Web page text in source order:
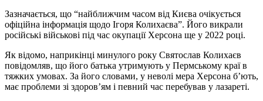
Зазначається, що “найближчим часом від Києва очікується
офіційна інформація щодо Ігоря Колихаєва”. Його викрали
російські військові під час окупації Херсона ще у 2022 році.
Як відомо, наприкінці минулого року Святослав Колихаєв
повідомляв, що його батька утримують у Пермському краї в
тяжких умовах. За його словами, у неволі мера Херсона б’ють,
має проблеми зі здоров’ям і певний час перебував у лазареті.